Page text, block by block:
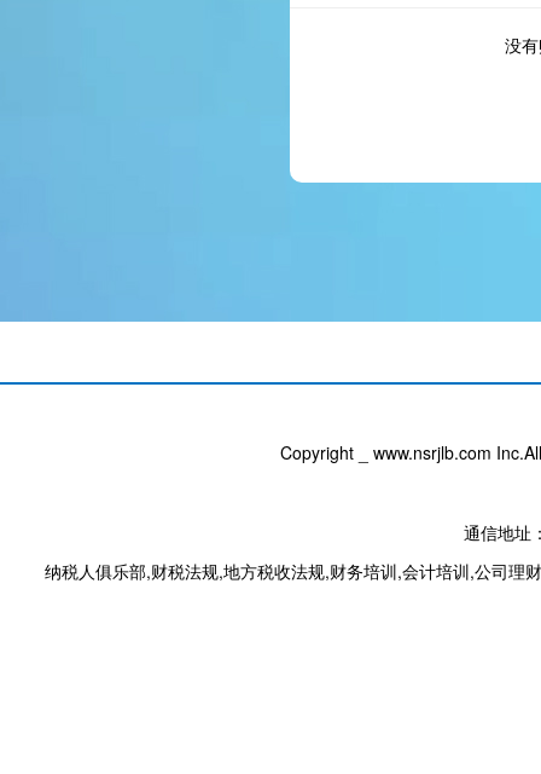
没
Copyright _ www.nsrjlb.com
通信地址
纳税人俱乐部,财税法规,地方税收法规,财务培训,会计培训,公司理